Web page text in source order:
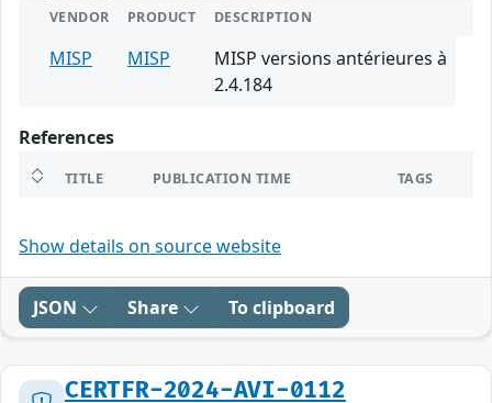
VENDOR PRODUCT DESCRIPTION
MISP MISP
MISP versions antérieures à
2.4.184
References
TITLE PUBLICATION TIME TAGS
Show details on source website
JSON Share To clipboard
CERTFR-2024-AVI-0112